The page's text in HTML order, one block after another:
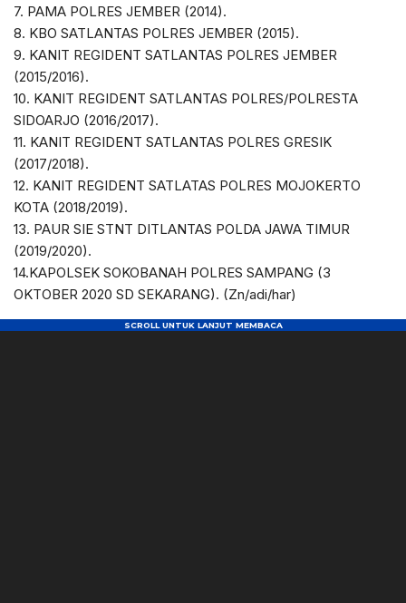
7. PAMA POLRES JEMBER (2014).
8. KBO SATLANTAS POLRES JEMBER (2015).
9. KANIT REGIDENT SATLANTAS POLRES JEMBER
(2015/2016).
10. KANIT REGIDENT SATLANTAS POLRES/POLRESTA
SIDOARJO (2016/2017).
11. KANIT REGIDENT SATLANTAS POLRES GRESIK
(2017/2018).
12. KANIT REGIDENT SATLATAS POLRES MOJOKERTO
KOTA (2018/2019).
13. PAUR SIE STNT DITLANTAS POLDA JAWA TIMUR
(2019/2020).
14.KAPOLSEK SOKOBANAH POLRES SAMPANG (3
OKTOBER 2020 SD SEKARANG). (Zn/adi/har)